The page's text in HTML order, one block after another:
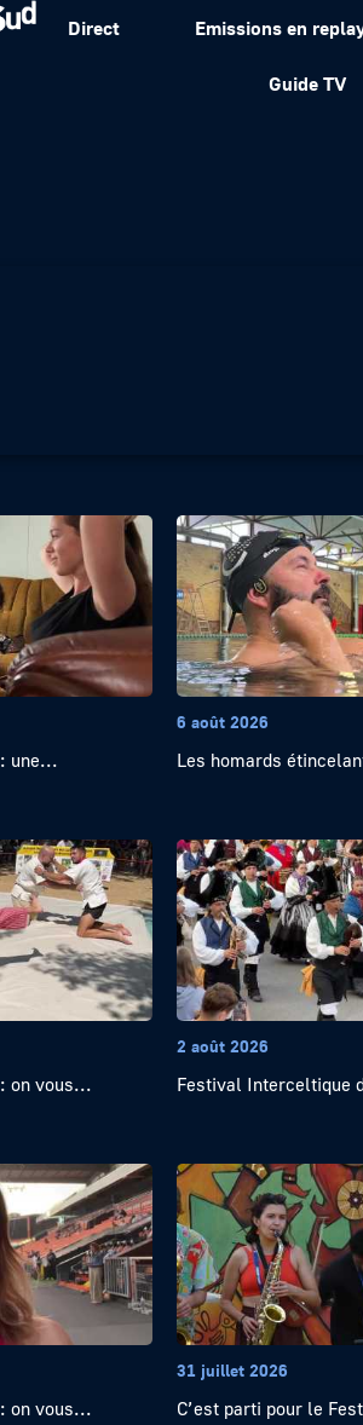
Direct Emissions en
Guide TV
château à
une...
6 août 2026
Les homards
on vous...
2 août 2026
Festival Interceltique
on vous...
31 juillet 2026
C’est parti pour le